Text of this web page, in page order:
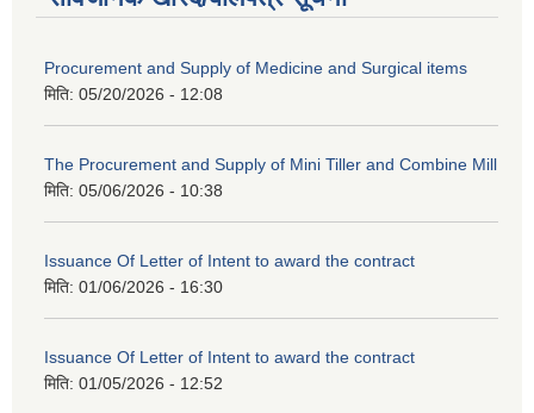
Procurement and Supply of Medicine and Surgical items
मिति: 05/20/2026 - 12:08
The Procurement and Supply of Mini Tiller and Combine Mill
मिति: 05/06/2026 - 10:38
Issuance Of Letter of Intent to award the contract
मिति: 01/06/2026 - 16:30
Issuance Of Letter of Intent to award the contract
मिति: 01/05/2026 - 12:52